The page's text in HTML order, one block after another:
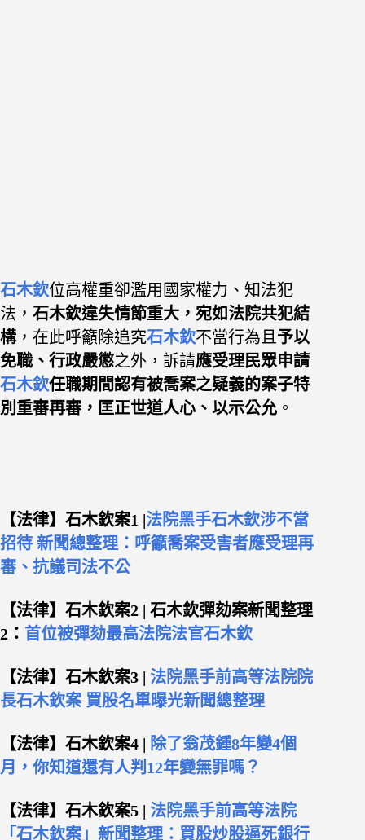
石木欽位高權重卻濫用國家權力、知法犯
法， 石木欽違失情節重大，宛如法院共犯結
構， 在此呼籲除追究石木欽不當行為且 予以
免職 、 行政嚴懲之外，訴請應受理民眾申請
石木欽任職期間認有被喬案之疑義的案子特
別重審再審，匡正世道人心、 以示公允。
【法律】石木欽案1 |法院黑手石木欽涉不當
招待 新聞總整理：呼籲喬案受害者應受理再
審、抗議司法不公
【法律】石木欽案2 | 石木欽彈劾案新聞整理
2： 首位被彈劾最高法院法官石木欽
【法律】石木欽案3 | 法院黑手前高等法院院
長石木欽案 買股名單曝光新聞總整理
【法律】石木欽案4 | 除了翁茂鍾8年變4個
月，你知道還有人判12年變無罪嗎？
【法律】石木欽案5 | 法院黑手前高等法院
「石木欽案」新聞整理：買股炒股逼死銀行